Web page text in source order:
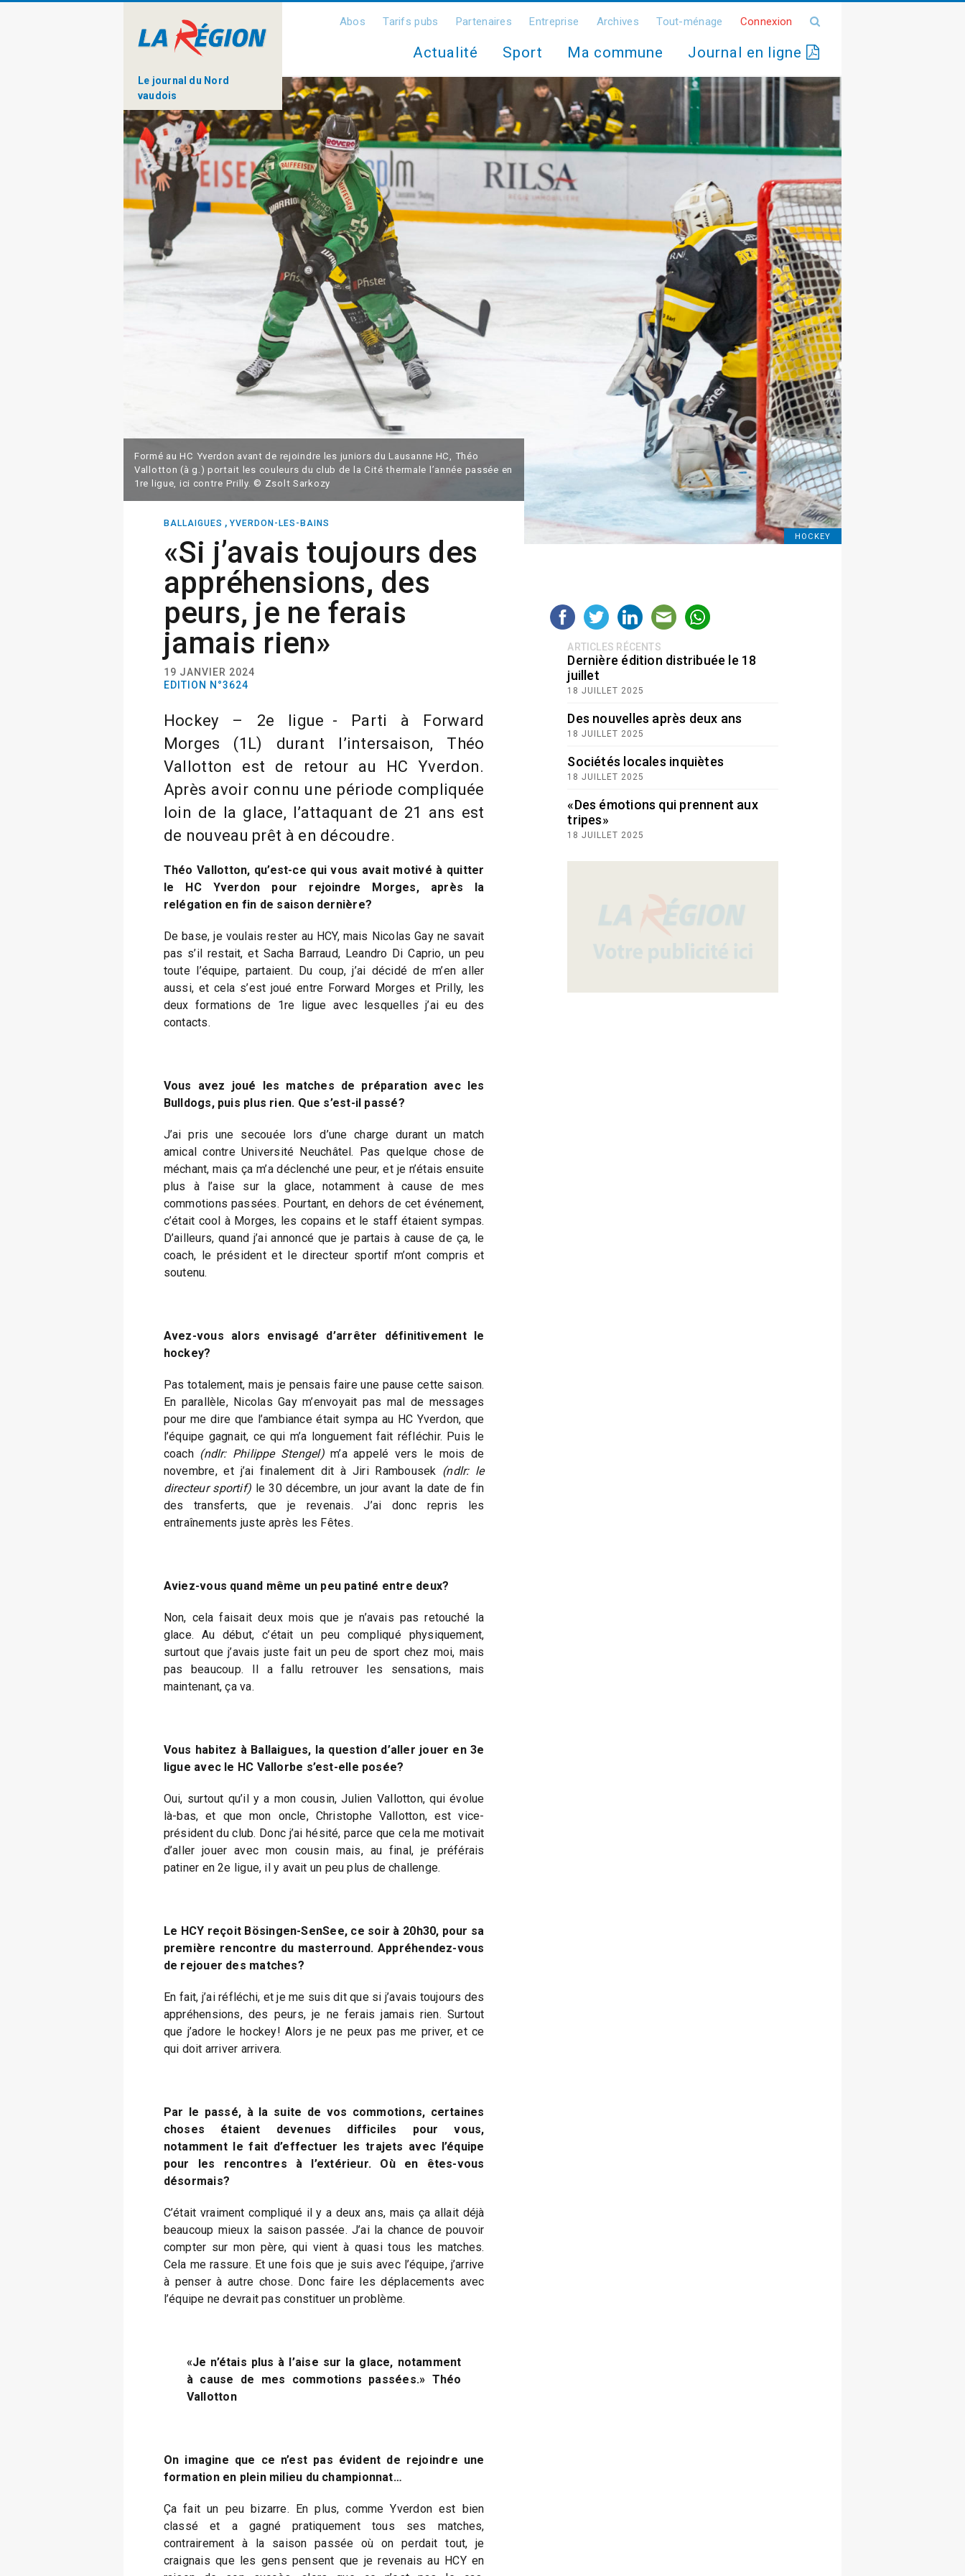
Le journal du Nord
vaudois
Abos Tarifs pubs Partenaires Entreprise Archives Tout-ménage Connexion
Actualité Sport Ma commune Journal en ligne
HOCKEY
Formé au HC Yverdon avant de rejoindre les juniors du Lausanne HC, Théo
Vallotton (à g.) portait les couleurs du club de la Cité thermale l’année passée en
1re ligue, ici contre Prilly. © Zsolt Sarkozy
BALLAIGUES , YVERDON-LES-BAINS
«Si j’avais toujours des
appréhensions, des
peurs, je ne ferais
jamais rien»
19 JANVIER 2024
EDITION N°3624
Hockey – 2e ligue - Parti à Forward
Morges (1L) durant l’intersaison, Théo
Vallotton est de retour au HC Yverdon.
Après avoir connu une période compliquée
loin de la glace, l’attaquant de 21 ans est
de nouveau prêt à en découdre.
Théo Vallotton, qu’est-ce qui vous avait motivé à quitter
le HC Yverdon pour rejoindre Morges, après la
relégation en fin de saison dernière?
De base, je voulais rester au HCY, mais Nicolas Gay ne savait
pas s’il restait, et Sacha Barraud, Leandro Di Caprio, un peu
toute l’équipe, partaient. Du coup, j’ai décidé de m’en aller
aussi, et cela s’est joué entre Forward Morges et Prilly, les
deux formations de 1re ligue avec lesquelles j’ai eu des
contacts.
Vous avez joué les matches de préparation avec les
Bulldogs, puis plus rien. Que s’est-il passé?
J’ai pris une secouée lors d’une charge durant un match
amical contre Université Neuchâtel. Pas quelque chose de
méchant, mais ça m’a déclenché une peur, et je n’étais ensuite
plus à l’aise sur la glace, notamment à cause de mes
commotions passées. Pourtant, en dehors de cet événement,
c’était cool à Morges, les copains et le staff étaient sympas.
D’ailleurs, quand j’ai annoncé que je partais à cause de ça, le
coach, le président et le directeur sportif m’ont compris et
soutenu.
Avez-vous alors envisagé d’arrêter définitivement le
hockey?
Pas totalement, mais je pensais faire une pause cette saison.
En parallèle, Nicolas Gay m’envoyait pas mal de messages
pour me dire que l’ambiance était sympa au HC Yverdon, que
l’équipe gagnait, ce qui m’a longuement fait réfléchir. Puis le
coach (ndlr: Philippe Stengel)m’a appelé vers le mois de
novembre, et j’ai finalement dit à Jiri Rambousek (ndlr: le
directeur sportif) le 30 décembre, un jour avant la date de fin
des transferts, que je revenais. J’ai donc repris les
entraînements juste après les Fêtes.
Aviez-vous quand même un peu patiné entre deux?
Non, cela faisait deux mois que je n’avais pas retouché la
glace. Au début, c’était un peu compliqué physiquement,
surtout que j’avais juste fait un peu de sport chez moi, mais
pas beaucoup. Il a fallu retrouver les sensations, mais
maintenant, ça va.
Vous habitez à Ballaigues, la question d’aller jouer en 3e
ligue avec le HC Vallorbe s’est-elle posée?
Oui, surtout qu’il y a mon cousin, Julien Vallotton, qui évolue
là-bas, et que mon oncle, Christophe Vallotton, est vice-
président du club. Donc j’ai hésité, parce que cela me motivait
d’aller jouer avec mon cousin mais, au final, je préférais
patiner en 2e ligue, il y avait un peu plus de challenge.
Le HCY reçoit Bösingen-SenSee, ce soir à 20h30, pour sa
première rencontre du masterround. Appréhendez-vous
de rejouer des matches?
En fait, j’ai réfléchi, et je me suis dit que si j’avais toujours des
appréhensions, des peurs, je ne ferais jamais rien. Surtout
que j’adore le hockey! Alors je ne peux pas me priver, et ce
qui doit arriver arrivera.
Par le passé, à la suite de vos commotions, certaines
choses étaient devenues difficiles pour vous,
notamment le fait d’effectuer les trajets avec l’équipe
pour les rencontres à l’extérieur. Où en êtes-vous
désormais?
C’était vraiment compliqué il y a deux ans, mais ça allait déjà
beaucoup mieux la saison passée. J’ai la chance de pouvoir
compter sur mon père, qui vient à quasi tous les matches.
Cela me rassure. Et une fois que je suis avec l’équipe, j’arrive
à penser à autre chose. Donc faire les déplacements avec
l’équipe ne devrait pas constituer un problème.
«Je n’étais plus à l’aise sur la glace, notamment
à cause de mes commotions passées.» Théo
Vallotton
On imagine que ce n’est pas évident de rejoindre une
formation en plein milieu du championnat…
Ça fait un peu bizarre. En plus, comme Yverdon est bien
classé et a gagné pratiquement tous ses matches,
contrairement à la saison passée où on perdait tout, je
craignais que les gens pensent que je revenais au HCY en
ARTICLES RÉCENTS
Dernière édition distribuée le 18
juillet
18 JUILLET 2025
Des nouvelles après deux ans
18 JUILLET 2025
Sociétés locales inquiètes
18 JUILLET 2025
«Des émotions qui prennent aux
tripes»
18 JUILLET 2025